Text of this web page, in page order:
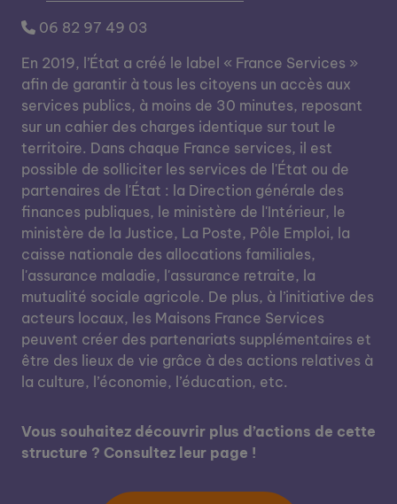
06 82 97 49 03
En 2019, l’État a créé le label « France Services »
afin de garantir à tous les citoyens un accès aux
services publics, à moins de 30 minutes, reposant
sur un cahier des charges identique sur tout le
territoire. Dans chaque France services, il est
possible de solliciter les services de l'État ou de
partenaires de l'État : la Direction générale des
finances publiques, le ministère de l'Intérieur, le
ministère de la Justice, La Poste, Pôle Emploi, la
caisse nationale des allocations familiales,
l'assurance maladie, l'assurance retraite, la
mutualité sociale agricole. De plus, à l’initiative des
acteurs locaux, les Maisons France Services
peuvent créer des partenariats supplémentaires et
être des lieux de vie grâce à des actions relatives à
la culture, l’économie, l’éducation, etc.
Vous souhaitez découvrir plus d’actions de cette
structure ? Consultez leur page !